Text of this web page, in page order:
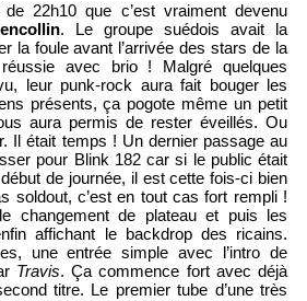
22h10 que c’est vraiment devenu
. Le groupe suédois avait la
la foule avant l’arrivée des stars de la
avec brio ! Malgré quelques
leur punk-rock aura fait bouger les
présents, ça pogote même un petit
aura permis de rester éveillés. Ou
Il était temps ! Un dernier passage au
pour Blink 182 car si le public était
de journée, il est cette fois-ci bien
soldout, c’est en tout cas fort rempli !
changement de plateau et puis les
affichant le backdrop des ricains.
une entrée simple avec l’intro de
Travis. Ça commence fort avec déjà
titre. Le premier tube d’une très